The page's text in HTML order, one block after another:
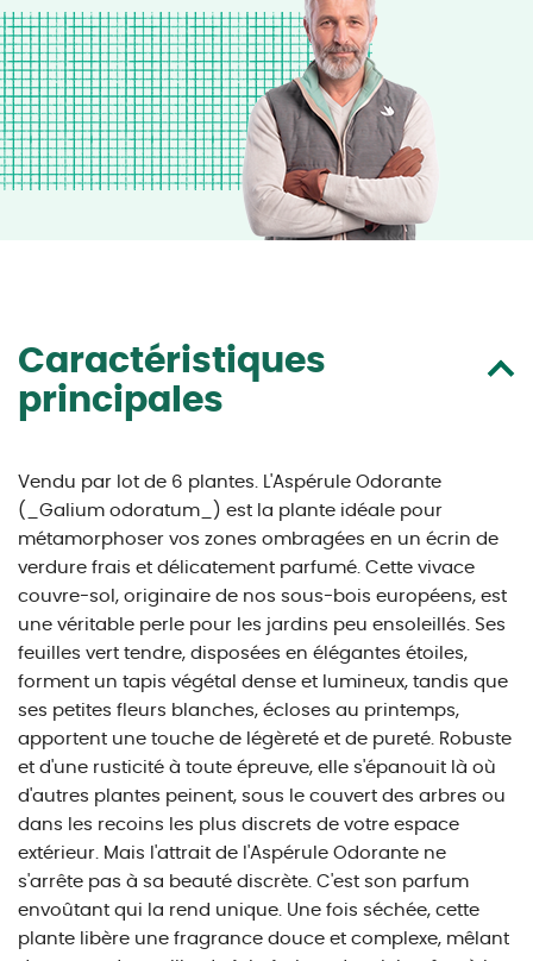
Caractéristiques
principales
Vendu par lot de 6 plantes. L'Aspérule Odorante
(_Galium odoratum_) est la plante idéale pour
métamorphoser vos zones ombragées en un écrin de
verdure frais et délicatement parfumé. Cette vivace
couvre-sol, originaire de nos sous-bois européens, est
une véritable perle pour les jardins peu ensoleillés. Ses
feuilles vert tendre, disposées en élégantes étoiles,
forment un tapis végétal dense et lumineux, tandis que
ses petites fleurs blanches, écloses au printemps,
apportent une touche de légèreté et de pureté. Robuste
et d'une rusticité à toute épreuve, elle s'épanouit là où
d'autres plantes peinent, sous le couvert des arbres ou
dans les recoins les plus discrets de votre espace
extérieur. Mais l'attrait de l'Aspérule Odorante ne
s'arrête pas à sa beauté discrète. C'est son parfum
envoûtant qui la rend unique. Une fois séchée, cette
plante libère une fragrance douce et complexe, mêlant